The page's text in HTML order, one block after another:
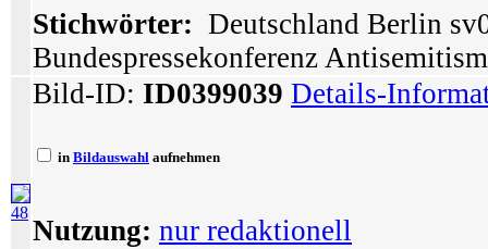
Stichwörter: Deutschland Berlin
Bundespressekonferenz
48
Bild-ID: ID0399039 Details-
in Bildauswahl aufnehmen
Nutzung: nur redaktionell